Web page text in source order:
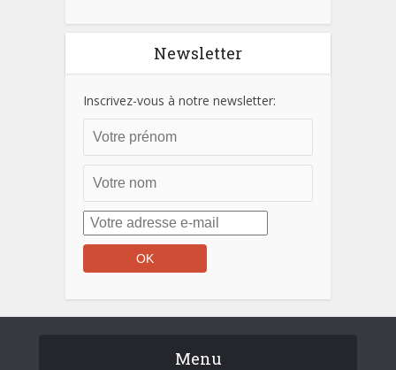
Newsletter
Inscrivez-vous à notre newsletter:
Menu